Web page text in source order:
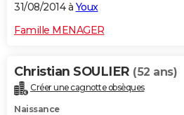
31/08/2014 à Youx
Famille MENAGER
Christian SOULIER (52 ans)
Créer une cagnotte obsèques
Naissance